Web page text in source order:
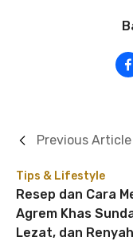
Tips & Lifestyle
Resep dan Cara
Agrem Khas
Lezat, dan Renyah
Previous Article